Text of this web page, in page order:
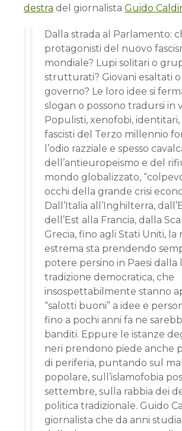
destra del giornalista Guido
Dalla strada al Parlamento:
protagonisti del nuovo
mondiale? Lupi solitari o
strutturati? Giovani esaltati
governo? Le loro idee si
slogan o possono tradursi in
Populisti, xenofobi, identitari,
fascisti del Terzo millennio
l’odio razziale e spesso
dell’antieuropeismo e del
mondo globalizzato,
occhi della grande crisi
Dall’Italia all’Inghilterra,
dell’Est alla Francia, dalla
Grecia, fino agli Stati Uniti, la
estrema sta prendendo
potere persino in Paesi dalla
tradizione democratica, che
insospettabilmente stanno
“salotti buoni” a idee e
fino a pochi anni fa ne
banditi. Eppure le istanze
neri prendono piede anche
di periferia, puntando sul
popolare, sull’islamofobia
settembre, sulla rabbia dei
politica tradizionale. Guido
giornalista che da anni studia